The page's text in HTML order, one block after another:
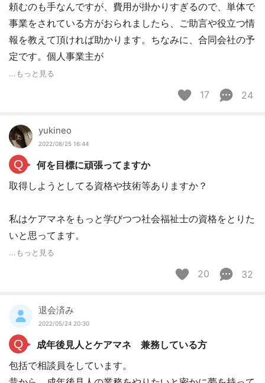
頼むのも手なんですが、費用が掛かりすぎるので、単体で
事業をされている方がおられましたら、ご助言や役立つ情
報を教えて頂ければ助かります。ちなみに、合同会社の予
定です。個人事業主が
...もっと見る
17 24
yukineo
2022/08/25 16:44
Q
何を目標に頑張ってますか
取得しようとしてる資格や技術等ありますか？
私はケアマネをもっと学びつつ社会福祉士の資格をとりた
いと思ってます。
...もっと見る
20 32
退会済み
2022/05/24 20:30
Q
成年後見人とケアマネ 兼務している方
包括で相談員をしています。